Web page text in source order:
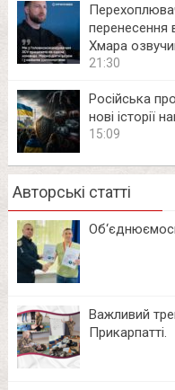
перенесення
Хмара
21:30
Російська
нові історії
15:09
Авторські статті
Важливий
Прикарпатті.